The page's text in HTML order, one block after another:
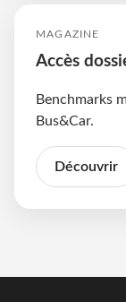
MAGAZINE
Accès
Benchmarks
Bus&Car.
Découvrir